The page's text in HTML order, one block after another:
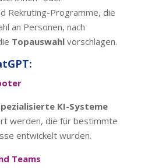
Rekruting-Programme, die
an Personen, nach
Topauswahlvorschlagen.
KI-Systeme
werden, die für bestimmte
entwickelt wurden.
Teams